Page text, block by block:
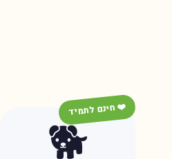
🐕
❤️ חינם לתמיד